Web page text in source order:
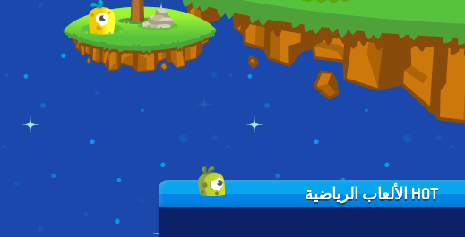
HOT الألعاب الرياضية